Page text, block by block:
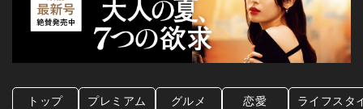
トップ プレミアム グルメ 恋愛 ライフスタ